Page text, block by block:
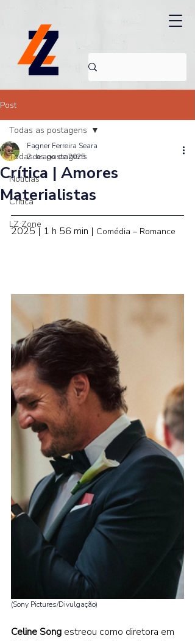
Post
Todas as postagens
Noticias
Crítica
LZ Zone
Todas as postagens
Crítica | Amores
Materialistas
Fagner Ferreira Seara
2 de ago. de 2025
2025 | 1 h 56 min | Comédia – Romance
(Sony Pictures/Divulgação)
Celine Song estreou como diretora em